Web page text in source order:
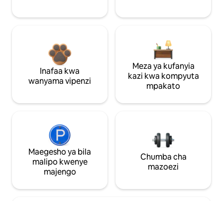
Inafaa kwa
wanyama vipenzi
Meza ya kufanyia
kazi kwa kompyuta
mpakato
Maegesho ya bila
malipo kwenye
majengo
Chumba cha
mazoezi